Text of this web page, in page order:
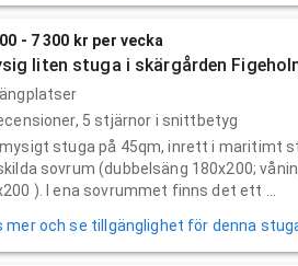
- 7 300 kr per vecka
liten stuga i skärgården
5 stjärnor i snittbetyg
mysigt stuga på 45qm, inrett i maritimt
sovrum (dubbelsäng 180x200;
). I ena sovrummet finns det ett ...
mer och se tillgänglighet för denna